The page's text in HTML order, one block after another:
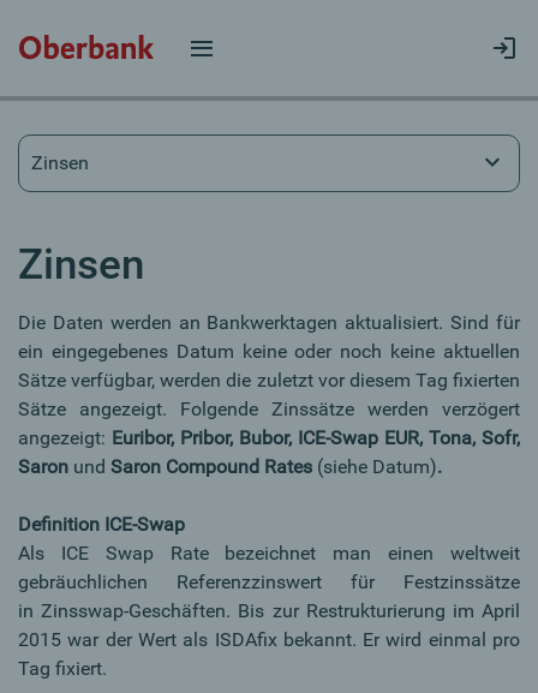
Zinsen
Zinsen
Die Daten werden an Bankwerktagen aktualisiert. Sind für
ein eingegebenes Datum keine oder noch keine aktuellen
Sätze verfügbar, werden die zuletzt vor diesem Tag fixierten
Sätze angezeigt. Folgende Zinssätze werden verzögert
angezeigt: Euribor, Pribor, Bubor, ICE-Swap EUR, Tona, Sofr,
Saron und Saron Compound Rates (siehe Datum).
Definition ICE-Swap
Als ICE Swap Rate bezeichnet man einen weltweit
gebräuchlichen Referenzzinswert für Festzinssätze
in Zinsswap-Geschäften. Bis zur Restrukturierung im April
2015 war der Wert als ISDAfix bekannt. Er wird einmal pro
Tag fixiert.